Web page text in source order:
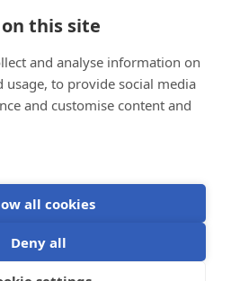
this site
and analyse information on
usage, to provide social media
and customise content and
all cookies
Deny all
©Victron Energy